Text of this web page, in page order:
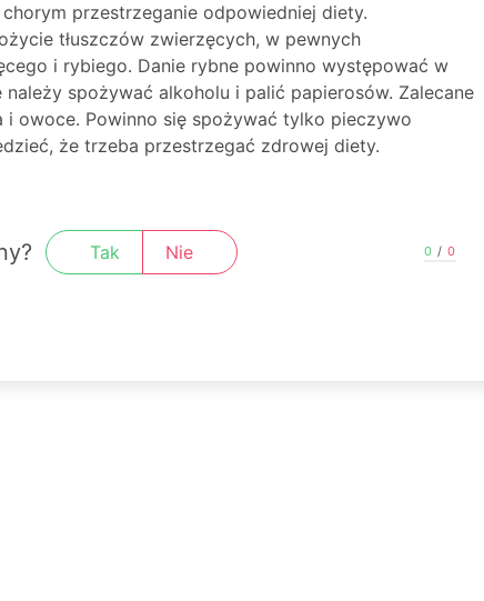
przestrzeganie odpowiedniej diety.
tłuszczów zwierzęcych, w pewnych
i rybiego. Danie rybne powinno występować w
spożywać alkoholu i palić papierosów. Zalecane
owoce. Powinno się spożywać tylko pieczywo
że trzeba przestrzegać zdrowej diety.
Tak Nie 0 / 0